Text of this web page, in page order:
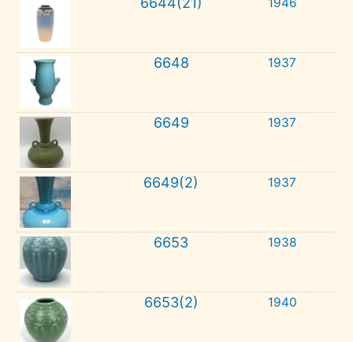
6648 1937
6649 1937
6649(2) 1937
6653 1938
6653(2) 1940